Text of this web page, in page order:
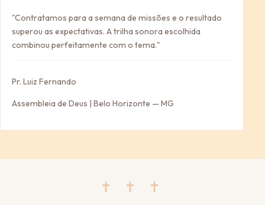
"Contratamos para a semana de missões e o resultado
superou as expectativas. A trilha sonora escolhida
combinou perfeitamente com o tema."
Pr. Luiz Fernando
Assembleia de Deus | Belo Horizonte — MG
✝ ✝ ✝